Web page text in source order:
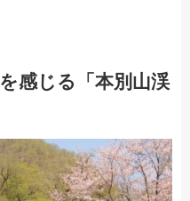
感じる「本別山渓